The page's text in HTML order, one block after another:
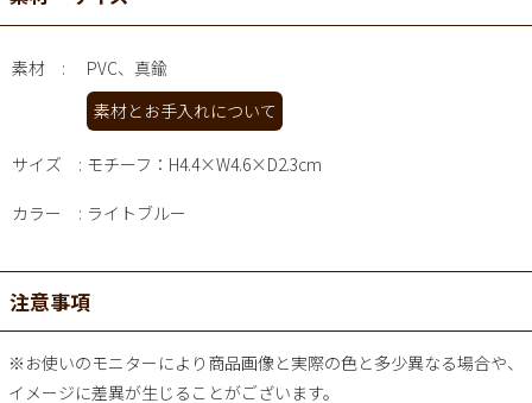
素材
PVC、真鍮
素材とお手入れについて
サイズ モチーフ：H4.4×W4.6×D2.3cm
カラー ライトブルー
注意事項
※お使いのモニターにより商品画像と実際の色と多少異なる場合や、
イメージに差異が生じることがございます。